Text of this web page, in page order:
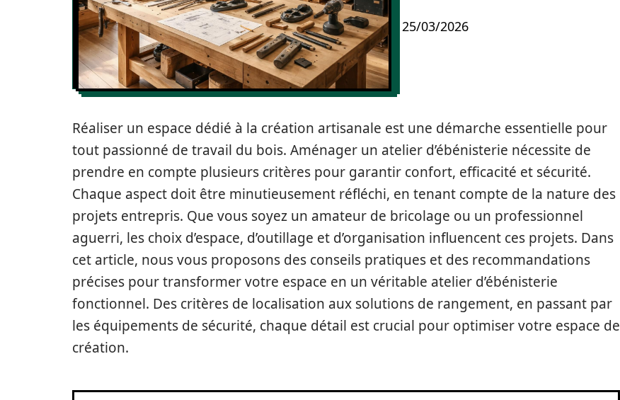
25/03/2026
Réaliser un espace dédié à la création artisanale est une démarche essentielle pour
tout passionné de travail du bois. Aménager un atelier d’ébénisterie nécessite de
prendre en compte plusieurs critères pour garantir confort, efficacité et sécurité.
Chaque aspect doit être minutieusement réfléchi, en tenant compte de la nature des
projets entrepris. Que vous soyez un amateur de bricolage ou un professionnel
aguerri, les choix d’espace, d’outillage et d’organisation influencent ces projets. Dans
cet article, nous vous proposons des conseils pratiques et des recommandations
précises pour transformer votre espace en un véritable atelier d’ébénisterie
fonctionnel. Des critères de localisation aux solutions de rangement, en passant par
les équipements de sécurité, chaque détail est crucial pour optimiser votre espace de
création.